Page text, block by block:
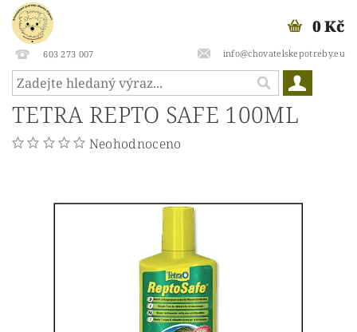
603 273 007 info@chovatelskepotreby.eu
0 Kč
TETRA REPTO SAFE 100ML
Neohodnoceno